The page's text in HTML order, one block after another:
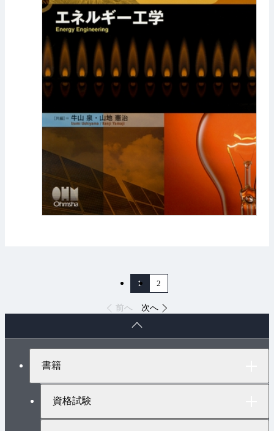
前へ
1 2
次へ
書籍
資格試験